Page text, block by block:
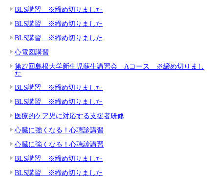
BLS講習 ※締め切りました
BLS講習 ※締め切りました
BLS講習 ※締め切りました
心電図講習
第27回島根大学新生児蘇生講習会 Aコース ※締め切りまし
た
BLS講習 ※締め切りました
BLS講習 ※締め切りました
医療的ケア児に対応する支援者研修
心臓に強くなる！心聴診講習
心臓に強くなる！心聴診講習
BLS講習 ※締め切りました
BLS講習 ※締め切りました